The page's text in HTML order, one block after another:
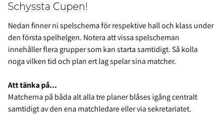
Schyssta Cupen!
Nedan finner ni spelschema för respektive hall och klass under
den första spelhelgen. Notera att vissa spelscheman
innehåller flera grupper som kan starta samtidigt. Så kolla
noga vilken tid och plan ert lag spelar sina matcher.
Att tänka på...
Matcherna på båda alt alla tre planer blåses igång centralt
samtidigt av den ena matchledare eller via sekretariatet.